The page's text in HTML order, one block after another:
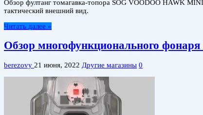
Обзор фултанг томагавка-топора SOG VOODOO HAWK
тактический внешний вид.
Читать далее »
Обзор многофункционального
berezovy 21 июня, 2022 Другие магазины 0